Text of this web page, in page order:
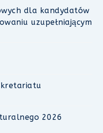
dla kandydatów
uzupełniającym
2026